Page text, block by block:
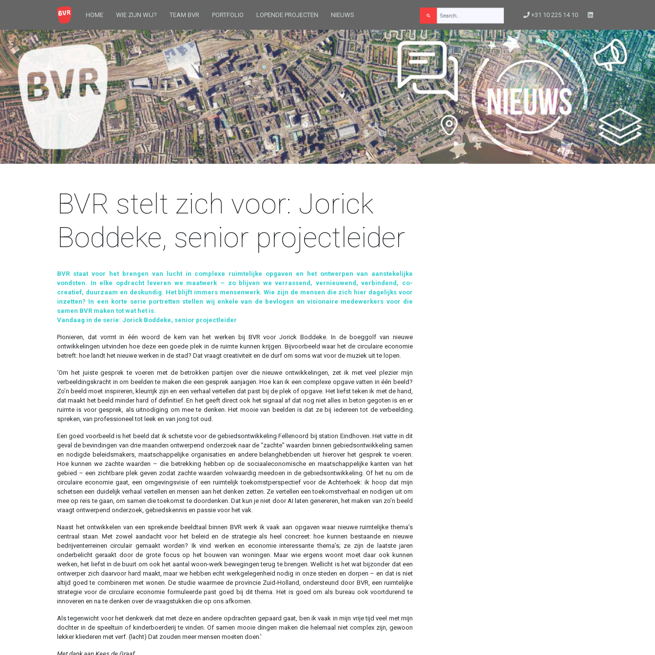
HOME WIE ZIJN WIJ? TEAM BVR PORTFOLIO LOPENDE PROJECTEN NIEUWS +31 10 225 14 10
BVR stelt zich voor: Jorick
Boddeke, senior projectleider
BVR staat voor het brengen van lucht in complexe ruimtelijke opgaven en het ontwerpen van aanstekelijke
vondsten. In elke opdracht leveren we maatwerk – zo blijven we verrassend, vernieuwend, verbindend, co-
creatief, duurzaam en deskundig. Het blijft immers mensenwerk. Wie zijn de mensen die zich hier dagelijks voor
inzetten? In een korte serie portretten stellen wij enkele van de bevlogen en visionaire medewerkers voor die
samen BVR maken tot wat het is.
Vandaag in de serie: Jorick Boddeke, senior projectleider
Pionieren, dat vormt in één woord de kern van het werken bij BVR voor Jorick Boddeke. In de boeggolf van nieuwe
ontwikkelingen uitvinden hoe deze een goede plek in de ruimte kunnen krijgen. Bijvoorbeeld waar het de circulaire economie
betreft: hoe landt het nieuwe werken in de stad? Dat vraagt creativiteit en de durf om soms wat voor de muziek uit te lopen.
‘Om het juiste gesprek te voeren met de betrokken partijen over die nieuwe ontwikkelingen, zet ik met veel plezier mijn
verbeeldingskracht in om beelden te maken die een gesprek aanjagen. Hoe kan ik een complexe opgave vatten in één beeld?
Zo’n beeld moet inspireren, kleurrijk zijn en een verhaal vertellen dat past bij de plek of opgave. Het liefst teken ik met de hand,
dat maakt het beeld minder hard of definitief. En het geeft direct ook het signaal af dat nog niet alles in beton gegoten is en er
ruimte is voor gesprek, als uitnodiging om mee te denken. Het mooie van beelden is dat ze bij iedereen tot de verbeelding
spreken, van professioneel tot leek en van jong tot oud.
Een goed voorbeeld is het beeld dat ik schetste voor de gebiedsontwikkeling Fellenoord bij station Eindhoven. Het vatte in dit
geval de bevindingen van drie maanden ontwerpend onderzoek naar de “zachte” waarden binnen gebiedsontwikkeling samen
en nodigde beleidsmakers, maatschappelijke organisaties en andere belanghebbenden uit hierover het gesprek te voeren.
Hoe kunnen we zachte waarden – die betrekking hebben op de sociaaleconomische en maatschappelijke kanten van het
gebied – een zichtbare plek geven zodat zachte waarden volwaardig meedoen in de gebiedsontwikkeling. Of het nu om de
circulaire economie gaat, een omgevingsvisie of een ruimtelijk toekomstperspectief voor de Achterhoek: ik hoop dat mijn
schetsen een duidelijk verhaal vertellen en mensen aan het denken zetten. Ze vertellen een toekomstverhaal en nodigen uit om
mee op reis te gaan, om samen die toekomst te doordenken. Dat kun je niet door AI laten genereren, het maken van zo’n beeld
vraagt ontwerpend onderzoek, gebiedskennis en passie voor het vak.
Naast het ontwikkelen van een sprekende beeldtaal binnen BVR werk ik vaak aan opgaven waar nieuwe ruimtelijke thema’s
centraal staan. Met zowel aandacht voor het beleid en de strategie als heel concreet: hoe kunnen bestaande en nieuwe
bedrijventerreinen circulair gemaakt worden? Ik vind werken en economie interessante thema’s; ze zijn de laatste jaren
onderbelicht geraakt door de grote focus op het bouwen van woningen. Maar wie ergens woont moet daar ook kunnen
werken, het liefst in de buurt om ook het aantal woon-werk bewegingen terug te brengen. Wellicht is het wat bijzonder dat een
ontwerper zich daarvoor hard maakt, maar we hebben echt werkgelegenheid nodig in onze steden en dorpen – en dat is niet
altijd goed te combineren met wonen. De studie waarmee de provincie Zuid-Holland, ondersteund door BVR, een ruimtelijke
strategie voor de circulaire economie formuleerde past goed bij dit thema. Het is goed om als bureau ook voortdurend te
innoveren en na te denken over de vraagstukken die op ons afkomen.
Als tegenwicht voor het denkwerk dat met deze en andere opdrachten gepaard gaat, ben ik vaak in mijn vrije tijd veel met mijn
dochter in de speeltuin of kinderboerderij te vinden. Of samen mooie dingen maken die helemaal niet complex zijn, gewoon
lekker kliederen met verf. (lacht) Dat zouden meer mensen moeten doen.’